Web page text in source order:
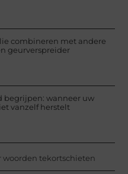
combineren met andere
geurverspreider
begrijpen: wanneer uw
vanzelf herstelt
woorden tekortschieten